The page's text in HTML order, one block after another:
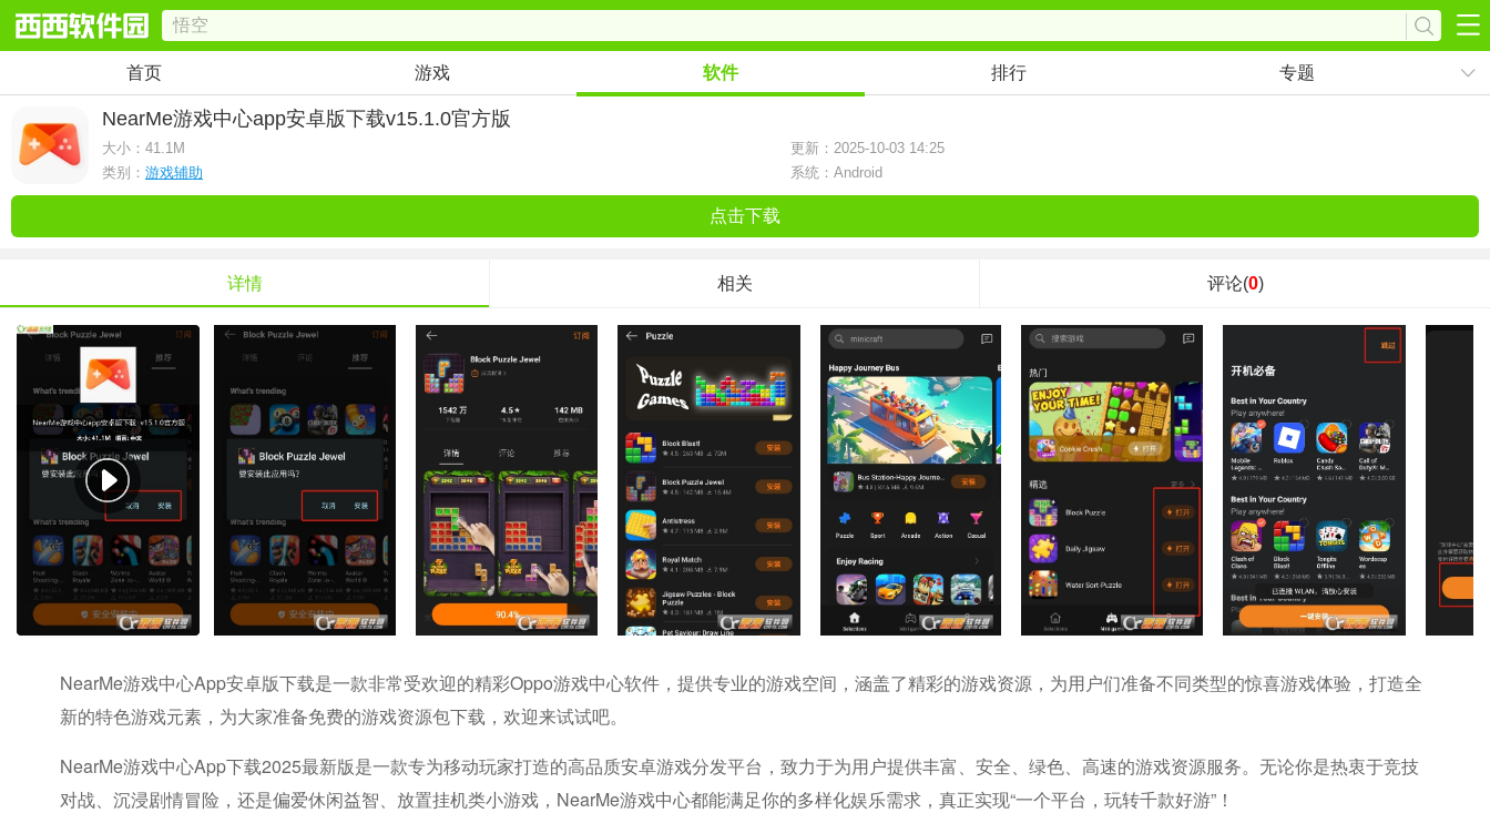
首页 游戏 软件 排行 专题
NearMe游戏中心app安卓版下载v15.1.0官方版
大小： 41.1M
更新：2025-10-03 14:25
类别： 游戏辅助 系统：Android
点击下载
详情 相关 评论(0)
NearMe游戏中心app安卓版下载是一款非常受欢迎的精彩oppo游戏中心软件，提供专业的游戏空间，涵盖了精彩的游戏资源，为用户们准备不同类型的惊喜游戏体验，打造全
新的特色游戏元素，为大家准备免费的游戏资源包下载，欢迎来试试吧。
NearMe游戏中心app下载2025最新版是一款专为移动玩家打造的高品质安卓游戏分发平台，致力于为用户提供丰富、安全、绿色、高速的游戏资源服务。无论你是热衷于竞技
对战、沉浸剧情冒险，还是偏爱休闲益智、放置挂机类小游戏，NearMe游戏中心都能满足你的多样化娱乐需求，真正实现“一个平台，玩转千款好游”！